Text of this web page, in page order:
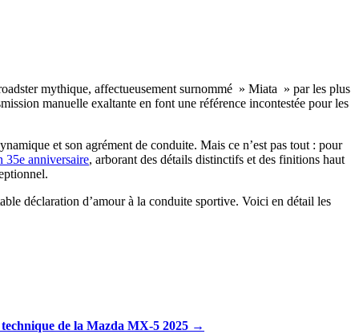
mythique, affectueusement surnommé » Miata » par les plus
manuelle exaltante en font une référence incontestée pour les
et son agrément de conduite. Mais ce n’est pas tout : pour
anniversaire, arborant des détails distinctifs et des finitions haut
déclaration d’amour à la conduite sportive. Voici en détail les
de la Mazda MX-5 2025 →